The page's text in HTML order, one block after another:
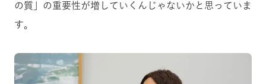
の質」の重要性が増していくんじゃないかと思っていま
す。